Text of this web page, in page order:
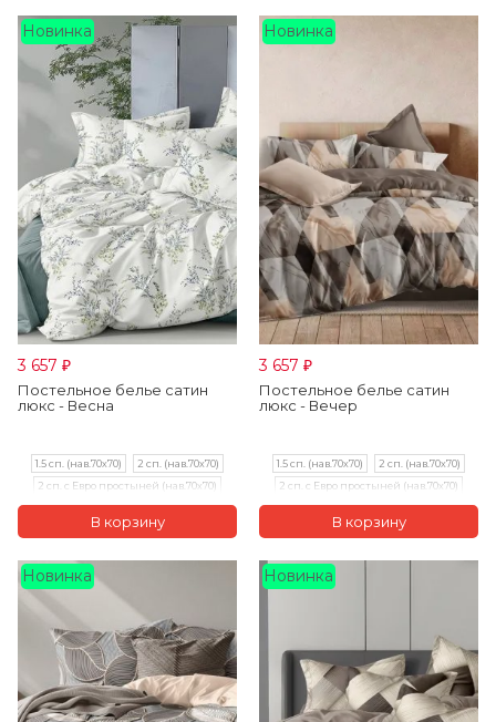
Новинка
3 657 ₽
Постельное белье сатин
люкс - Весна
1.5 сп. (нав.70х70)
2 сп. (нав.70х70)
2 сп. с Евро простыней (нав.70х70)
Евро (нав.70х70)
Семейный (нав.70х70)
Новинка
3 657 ₽
Постельное белье сатин
люкс - Вечер
1.5 сп. (нав.70х70)
2 сп. (нав.70х70)
2 сп. с Евро простыней (нав.70х70)
Евро (нав.70х70)
Семейный (нав.70х70)
Новинка Новинка